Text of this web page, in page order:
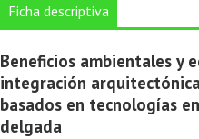
Ficha descriptiva
Beneficios ambientales y
integración
basados en tecnologías
delgada